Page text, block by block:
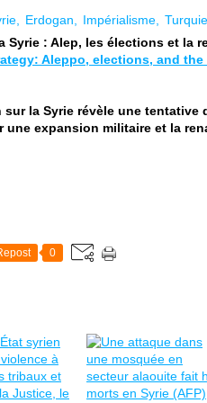
Erdogan Impérialisme Turquie
Syrie : Alep, les élections et la
Aleppo, elections, and
la Syrie révèle une tentative
expansion militaire et la
0